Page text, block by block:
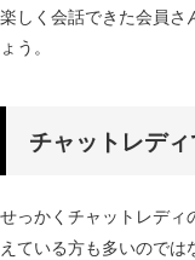
楽しく会話できた会員さ
ょう。
チャットレデ
せっかくチャットレディ
えている方も多いのでは